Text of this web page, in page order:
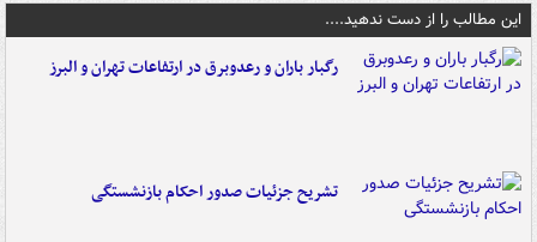
این مطالب را از دست ندهید....
رگبار باران و رعدوبرق در ارتفاعات تهران و البرز
تشریح جزئیات صدور احکام بازنشستگی